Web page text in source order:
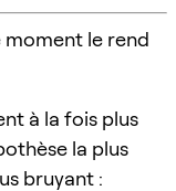
moment le rend
à la fois plus
la plus
bruyant :